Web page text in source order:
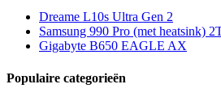
Dreame L10s Ultra Gen 2
Samsung 990 Pro (met heatsink)
Gigabyte B650 EAGLE AX
Populaire categorieën